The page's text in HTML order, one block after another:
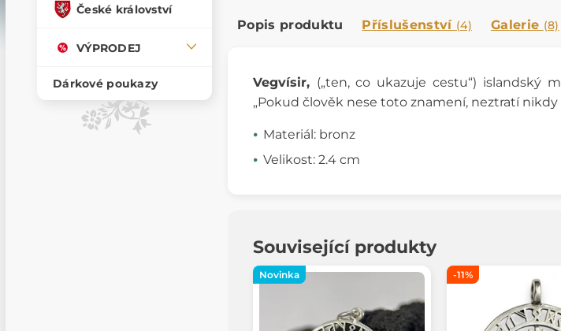
České království
VÝPRODEJ
Dárkové poukazy
Popis produktu Příslušenství (4) Galerie (8)
Vegvísir, („ten, co ukazuje cestu“) islandský
„Pokud člověk nese toto znamení, neztratí
Materiál: bronz
Velikost: 2.4 cm
Související produkty
Novinka -11%